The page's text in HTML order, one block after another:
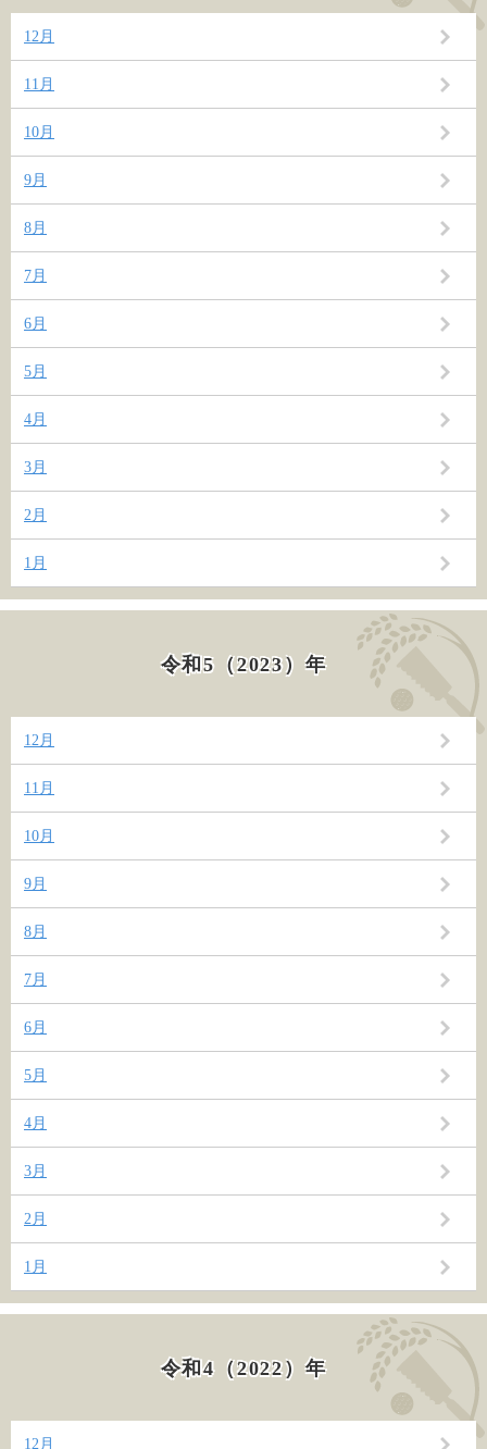
12月
11月
10月
9月
8月
7月
6月
5月
4月
3月
2月
1月
令和5（2023）年
12月
11月
10月
9月
8月
7月
6月
5月
4月
3月
2月
1月
令和4（2022）年
12月